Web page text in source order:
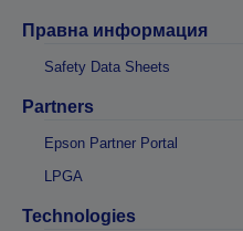
Правна информация
Safety Data Sheets
Partners
Epson Partner Portal
LPGA
Technologies